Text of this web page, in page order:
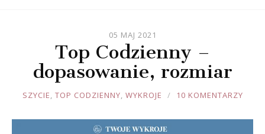
05 MAJ 2021
Top Codzienny –
dopasowanie, rozmiar
JOULE
SZYCIE, TOP CODZIENNY, WYKROJE 10 KOMENTARZY